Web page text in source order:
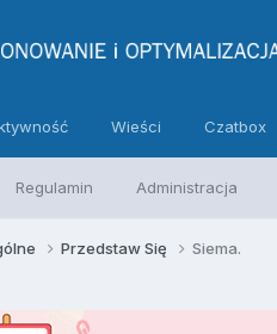
Regulamin Administracja
Wieści Czatbox
Przedstaw Się Siema.